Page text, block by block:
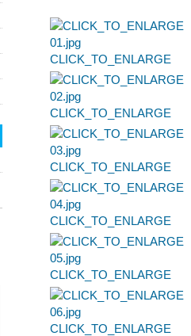
CLICK_TO_ENLARGE
CLICK_TO_ENLARGE
CLICK_TO_ENLARGE
CLICK_TO_ENLARGE
CLICK_TO_ENLARGE
CLICK_TO_ENLARGE